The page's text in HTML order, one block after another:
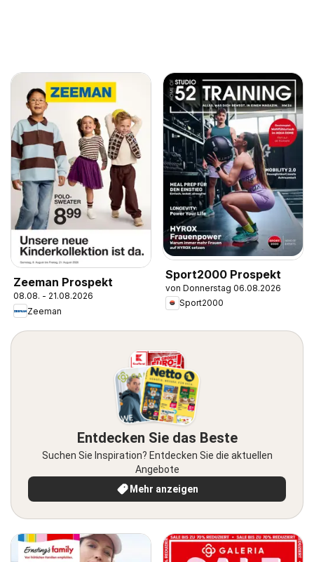
Zeeman Prospekt
08.08. - 21.08.2026
Zeeman
Sport2000 Prospekt
von Donnerstag 06.08.2026
Sport2000
Entdecken Sie das Beste
Suchen Sie Inspiration? Entdecken Sie die aktuellen
Angebote
Mehr anzeigen